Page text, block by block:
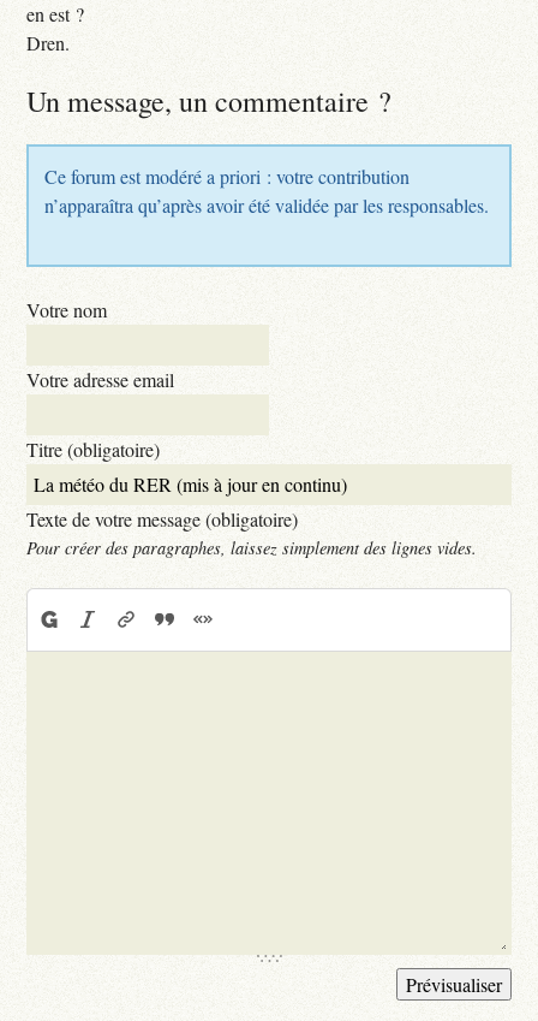
en est ?
Dren.
Un message, un commentaire ?
Ce forum est modéré a priori : votre contribution
n’apparaîtra qu’après avoir été validée par les responsables.
Votre nom
Votre adresse email
Titre (obligatoire)
Texte de votre message (obligatoire)
Pour créer des paragraphes, laissez simplement des lignes vides.